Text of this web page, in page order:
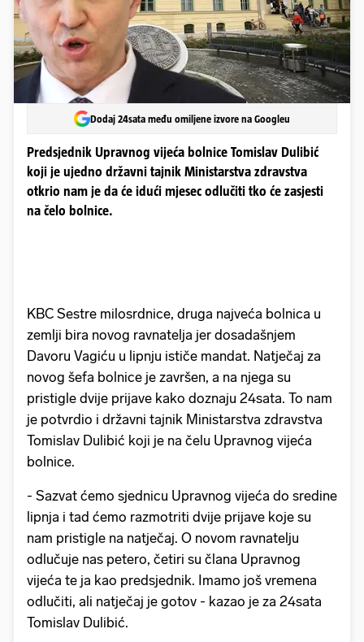
Dodaj 24sata među omiljene izvore na Googleu
Predsjednik Upravnog vijeća bolnice Tomislav Dulibić
koji je ujedno državni tajnik Ministarstva zdravstva
otkrio nam je da će idući mjesec odlučiti tko će zasjesti
na čelo bolnice.
KBC Sestre milosrdnice, druga najveća bolnica u
zemlji bira novog ravnatelja jer dosadašnjem
Davoru Vagiću u lipnju ističe mandat. Natječaj za
novog šefa bolnice je završen, a na njega su
pristigle dvije prijave kako doznaju 24sata. To nam
je potvrdio i državni tajnik Ministarstva zdravstva
Tomislav Dulibić koji je na čelu Upravnog vijeća
bolnice.
- Sazvat ćemo sjednicu Upravnog vijeća do sredine
lipnja i tad ćemo razmotriti dvije prijave koje su
nam pristigle na natječaj. O novom ravnatelju
odlučuje nas petero, četiri su člana Upravnog
vijeća te ja kao predsjednik. Imamo još vremena
odlučiti, ali natječaj je gotov - kazao je za 24sata
Tomislav Dulibić.